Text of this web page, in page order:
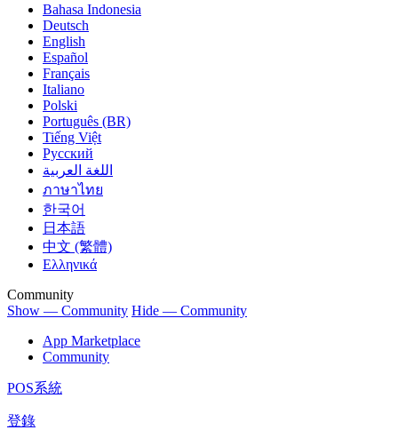
Bahasa Indonesia
Deutsch
English
Español
Français
Italiano
Polski
Português (BR)
Tiếng Việt
Русский
اللغة العربية
ภาษาไทย
한국어
日本語
中文 (繁體)
Ελληνικά
Community
Show — Community Hide — Community
App Marketplace
Community
POS系統
登錄